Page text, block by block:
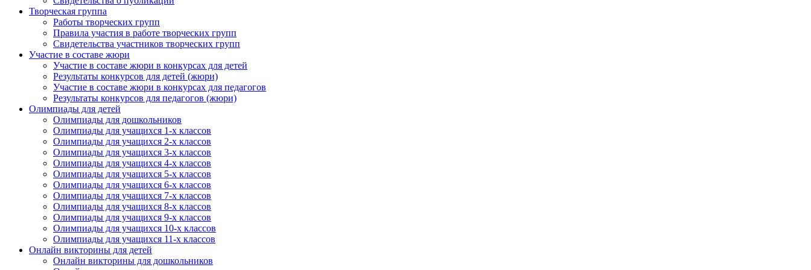
Творческая группа
Работы творческих групп
Правила участия в работе творческих групп
Свидетельства участников творческих групп
Участие в составе жюри
Участие в составе жюри в конкурсах для детей
Результаты конкурсов для детей (жюри)
Участие в составе жюри в конкурсах для педагогов
Результаты конкурсов для педагогов (жюри)
Олимпиады для детей
Олимпиады для дошкольников
Олимпиады для учащихся 1-х классов
Олимпиады для учащихся 2-х классов
Олимпиады для учащихся 3-х классов
Олимпиады для учащихся 4-х классов
Олимпиады для учащихся 5-х классов
Олимпиады для учащихся 6-х классов
Олимпиады для учащихся 7-х классов
Олимпиады для учащихся 8-х классов
Олимпиады для учащихся 9-х классов
Олимпиады для учащихся 10-х классов
Олимпиады для учащихся 11-х классов
Онлайн викторины для детей
Онлайн викторины для дошкольников